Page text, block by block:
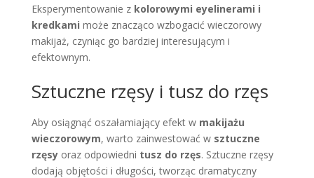
Eksperymentowanie z kolorowymi eyelinerami i
kredkami może znacząco wzbogacić wieczorowy
makijaż, czyniąc go bardziej interesującym i
efektownym.
Sztuczne rzęsy i tusz do rzęs
Aby osiągnąć oszałamiający efekt w makijażu
wieczorowym, warto zainwestować w sztuczne
rzęsyoraz odpowiedni tusz do rzęs. Sztuczne rzęsy
dodają objętości i długości, tworząc dramatyczny